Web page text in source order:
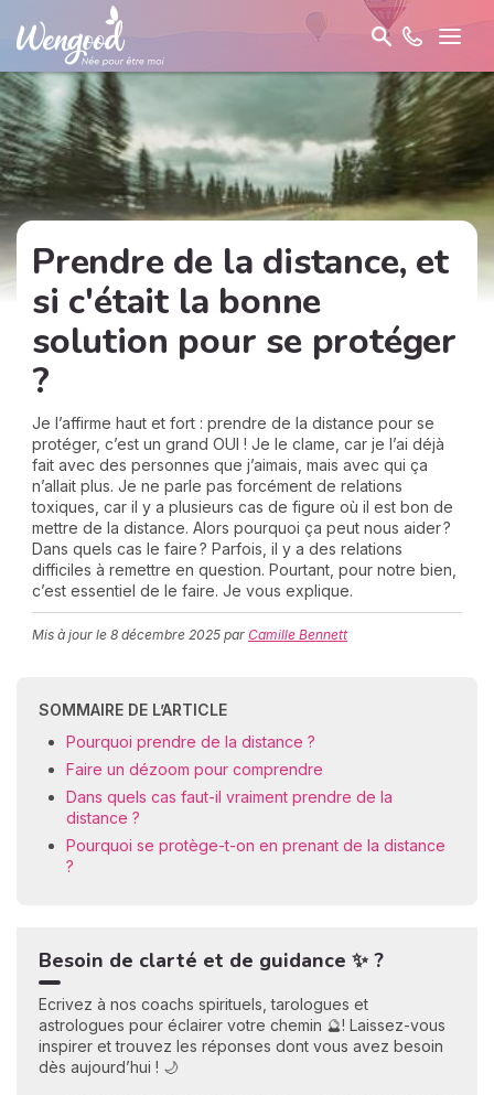
Prendre de la distance, et
si c'était la bonne
solution pour se protéger
?
Je l’affirme haut et fort : prendre de la distance pour se
protéger, c’est un grand OUI ! Je le clame, car je l’ai déjà
fait avec des personnes que j’aimais, mais avec qui ça
n’allait plus. Je ne parle pas forcément de relations
toxiques, car il y a plusieurs cas de figure où il est bon de
mettre de la distance. Alors pourquoi ça peut nous aider ?
Dans quels cas le faire ? Parfois, il y a des relations
difficiles à remettre en question. Pourtant, pour notre bien,
c’est essentiel de le faire. Je vous explique.
Mis à jour le 8 décembre 2025 par Camille Bennett
SOMMAIRE DE L’ARTICLE
Pourquoi prendre de la distance ?
Faire un dézoom pour comprendre
Dans quels cas faut-il vraiment prendre de la
distance ?
Pourquoi se protège-t-on en prenant de la distance
?
Besoin de clarté et de guidance ✨ ?
Ecrivez à nos coachs spirituels, tarologues et
astrologues pour éclairer votre chemin 🔮! Laissez-vous
inspirer et trouvez les réponses dont vous avez besoin
dès aujourd’hui ! 🌙